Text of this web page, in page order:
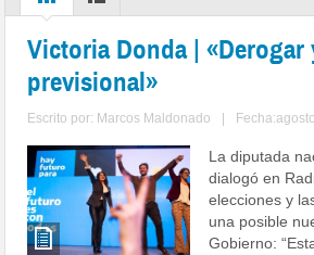
Victoria Donda | «Derogar
previsional»
Escrito por: Marcos Maldonado
La diputada
dialogó en
elecciones y
una posible
Gobierno: